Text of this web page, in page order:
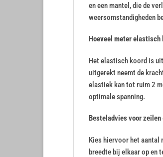
en een mantel, die de
weersomstandigheden
Hoeveel meter elastisch
Het elastisch koord is
uitgerekt neemt de
elastiek kan tot ruim 2
optimale spanning.
Besteladvies voor
Kies hiervoor het aantal
breedte bij elkaar op en